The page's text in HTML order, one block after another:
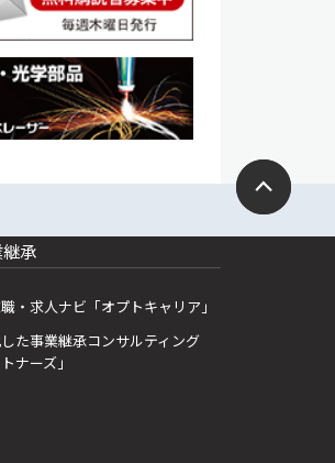
承
・求人ナビ「オプトキャリア」
た事業継承コンサルティング
ナーズ」